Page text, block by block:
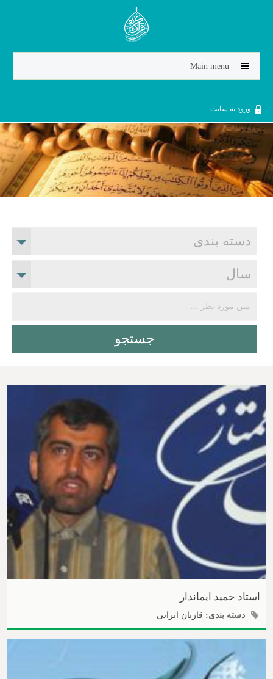
Jump to navigation
Main menu
ورود به سایت
استاد حمید ایماندار
دسته بندی: قاریان ایرانی